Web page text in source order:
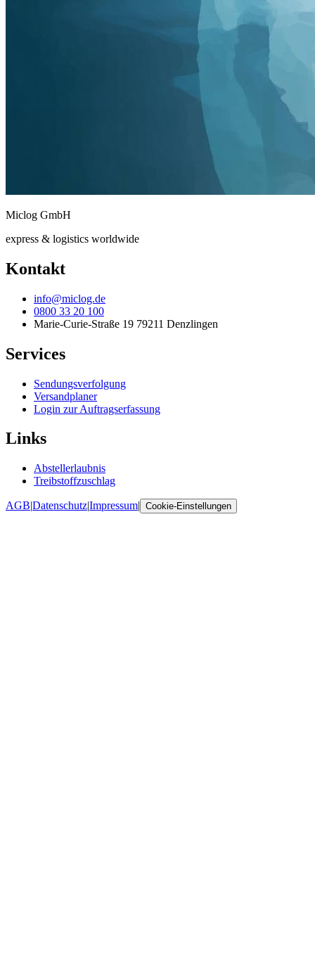
Miclog GmbH
express & logistics worldwide
Kontakt
info@miclog.de
0800 33 20 100
Marie-Curie-Straße 19 79211 Denzlingen
Services
Sendungsverfolgung
Versandplaner
Login zur Auftragserfassung
Links
Abstellerlaubnis
Treibstoffzuschlag
AGB|Datenschutz|Impressum| Cookie-Einstellungen